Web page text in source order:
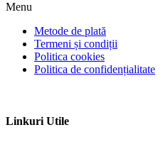
Menu
Metode de plată
Termeni și condiții
Politica cookies
Politica de confidențialitate
Linkuri Utile